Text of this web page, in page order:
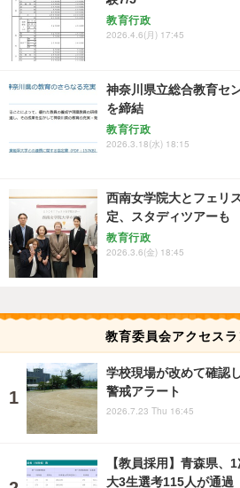
教育行政
2026.4.6(月) 17:45
神奈川県立総合教育セ
を締結
教育行政
2026.3.18(水) 18:15
西南女学院大とフェリ
定、スタディツアーも
教育行政
2026.3.6(金) 18:45
教育委員会アクセス
学校現場が改めて確認
警戒アラート
2026.7.23 Thu 16:45
【教員採用】青森県
大3生選考115人が通過